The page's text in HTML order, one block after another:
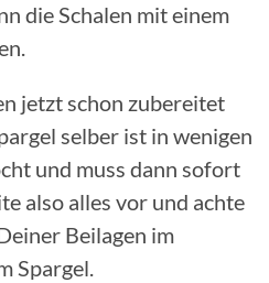
die Schalen mit einem
jetzt schon zubereitet
selber ist in wenigen
und muss dann sofort
also alles vor und achte
Beilagen im
Spargel.